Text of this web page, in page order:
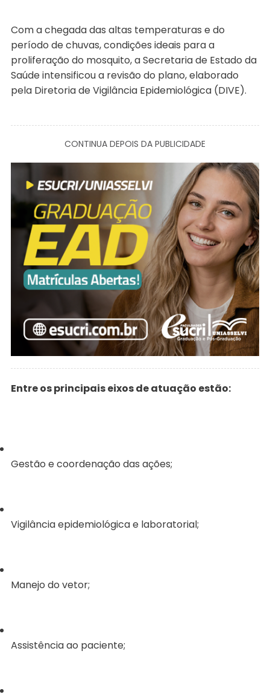
Com a chegada das altas temperaturas e do
período de chuvas, condições ideais para a
proliferação do mosquito, a Secretaria de Estado da
Saúde intensificou a revisão do plano, elaborado
pela Diretoria de Vigilância Epidemiológica (DIVE).
CONTINUA DEPOIS DA PUBLICIDADE
Entre os principais eixos de atuação estão:
Gestão e coordenação das ações;
Vigilância epidemiológica e laboratorial;
Manejo do vetor;
Assistência ao paciente;